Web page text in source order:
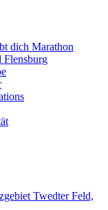
dich Marathon
Flensburg
Twedter Feld,